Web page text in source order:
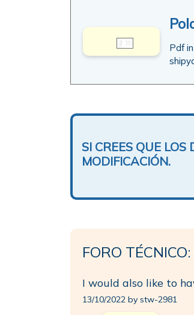
Pdf
SI CREES QUE
MODIFICACIÓN.
FORO
I would also like to
13/10/2022 by stw-2981